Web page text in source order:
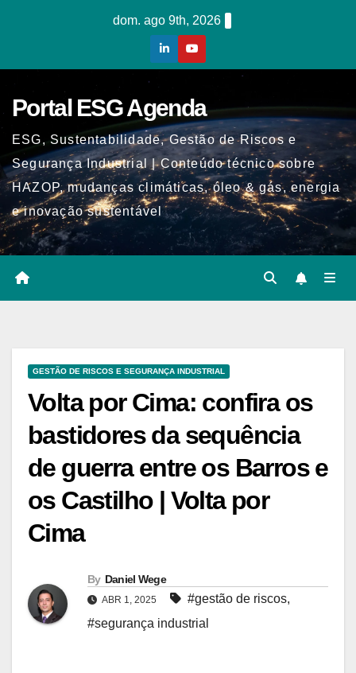
dom. ago 9th, 2026
Portal ESG Agenda
ESG, Sustentabilidade, Gestão de Riscos e
Segurança Industrial | Conteúdo técnico sobre
HAZOP, mudanças climáticas, óleo & gás, energia
e inovação sustentável
GESTÃO DE RISCOS E SEGURANÇA INDUSTRIAL
Volta por Cima: confira os
bastidores da sequência
de guerra entre os Barros e
os Castilho | Volta por
Cima
By Daniel Wege
ABR 1, 2025 #gestão de riscos,
#segurança industrial